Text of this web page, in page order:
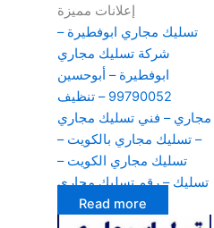
إعلانات مميزة
تسليك مجاري ابوفطيرة –
شركة تسليك مجاري
ابوفطيرة – أبوحسين
99790052 – تنظيف
مجاري – فني تسليك مجاري
– تسليك مجاري بالكويت –
تسليك مجاري الكويت –
تسليك – رقم تسليك مجاري
Read more